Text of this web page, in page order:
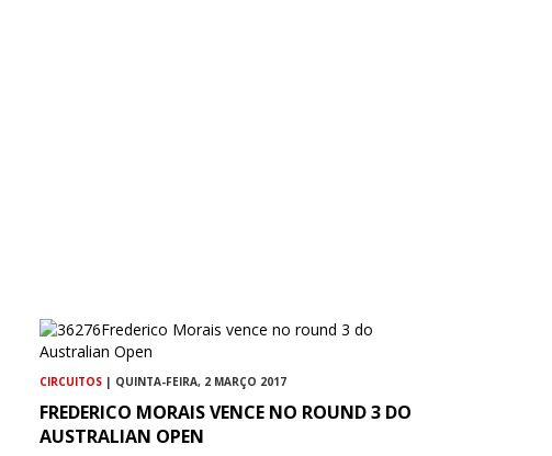
CIRCUITOS | QUINTA-FEIRA, 2 MARÇO 2017
FREDERICO MORAIS VENCE NO ROUND 3 DO
AUSTRALIAN OPEN